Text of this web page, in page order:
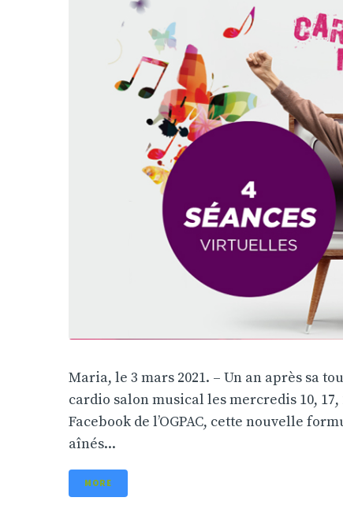
Maria, le 3 mars 2021. – Un an après sa
cardio salon musical les mercredis 10, 17,
Facebook de l’OGPAC, cette nouvelle
aînés...
MORE